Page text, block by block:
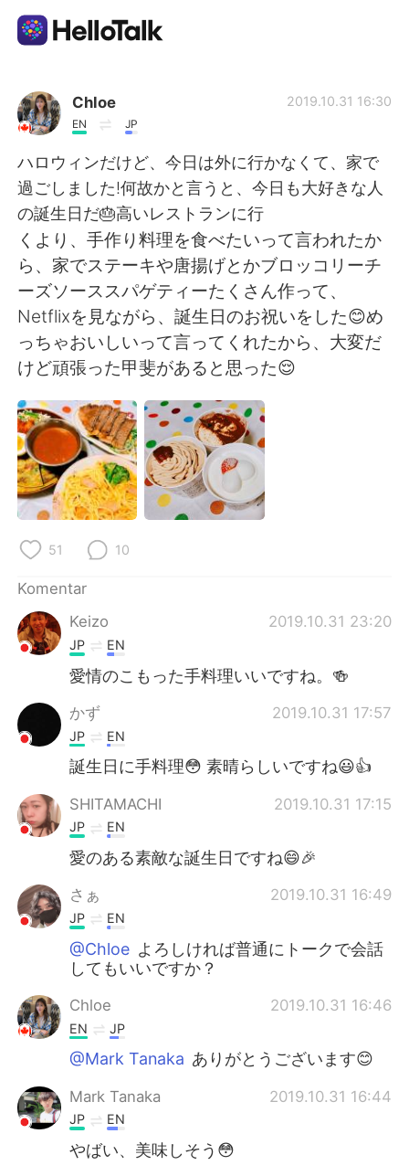
Aplikasi Pertukaran Bahasa
AI Grammar Checker
Indonesia
English 简体中文
繁體中文 Español
العربية Français
Deutsch 日本語
한국어 Русский
ไทย Italiano
Türkçe
Português
Chloe
EN JP
2019.10.31 16:30
ハロウィンだけど、今日は外に行かなくて、家で
過ごしました!何故かと言うと、今日も大好きな人
の誕生日だ🎂高いレストランに行
くより、手作り料理を食べたいって言われたか
ら、家でステーキや唐揚げとかブロッコリーチ
ーズソーススパゲティーたくさん作って、
Netflixを見ながら、誕生日のお祝いをした😊め
っちゃおいしいって言ってくれたから、大変だ
けど頑張った甲斐があると思った😌
51 10
Komentar
Keizo
2019.10.31 23:20
JP EN
愛情のこもった手料理いいですね。🍻
かず 2019.10.31 17:57
JP EN
誕生日に手料理😳 素晴らしいですね😃👍
SHITAMACHI 2019.10.31 17:15
JP EN
愛のある素敵な誕生日ですね😄🎉
さぁ 2019.10.31 16:49
JP EN
@Chloe よろしければ普通にトークで会話
してもいいですか？
Chloe 2019.10.31 16:46
EN JP
@Mark Tanaka ありがとうございます😊
Mark Tanaka 2019.10.31 16:44
JP EN
やばい、美味しそう😳